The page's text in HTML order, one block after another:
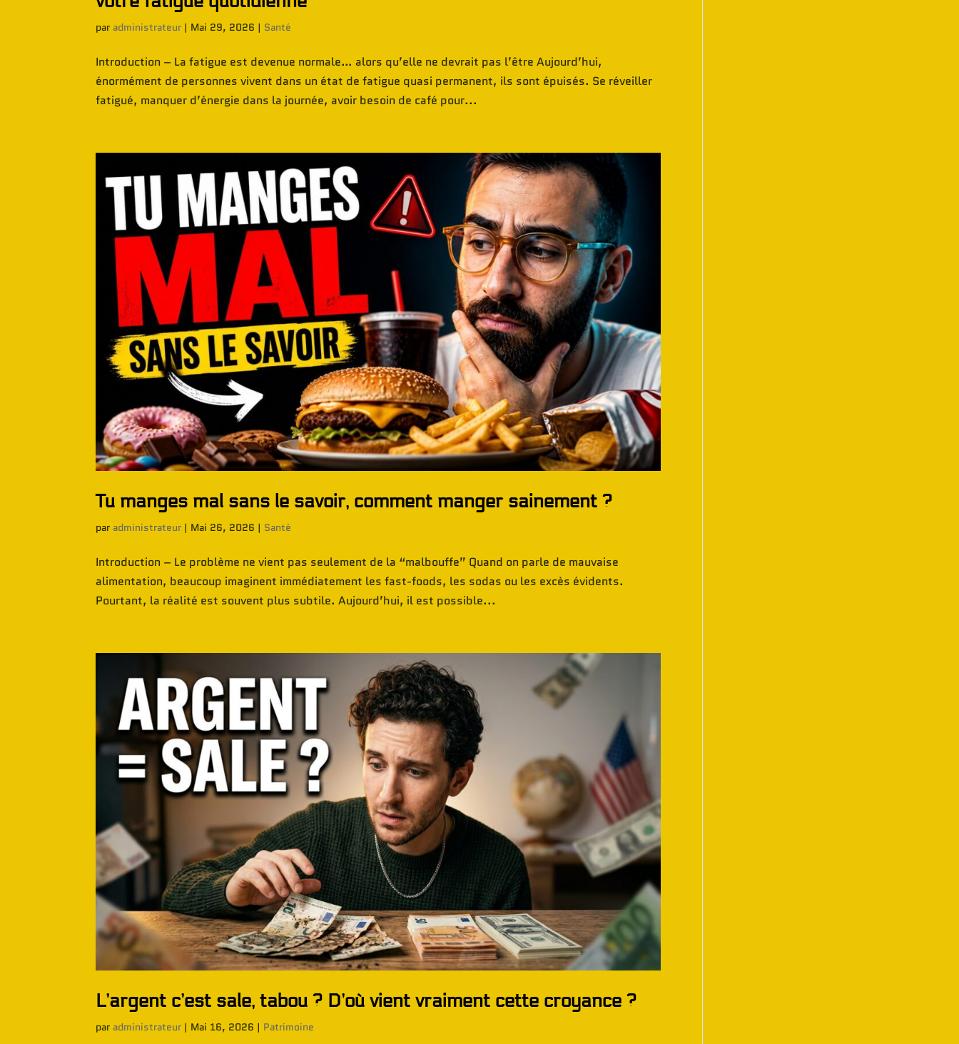
par administrateur | Mai 29, 2026 | Santé
Introduction – La fatigue est devenue normale… alors qu’elle ne devrait pas l’être Aujourd’hui,
énormément de personnes vivent dans un état de fatigue quasi permanent, ils sont épuisés. Se réveiller
fatigué, manquer d’énergie dans la journée, avoir besoin de café pour...
Tu manges mal sans le savoir, comment manger sainement ?
par administrateur | Mai 26, 2026 | Santé
Introduction – Le problème ne vient pas seulement de la “malbouffe” Quand on parle de mauvaise
alimentation, beaucoup imaginent immédiatement les fast-foods, les sodas ou les excès évidents.
Pourtant, la réalité est souvent plus subtile. Aujourd’hui, il est possible...
L’argent c’est sale, tabou ? D’où vient vraiment cette croyance ?
par administrateur | Mai 16, 2026 | Patrimoine